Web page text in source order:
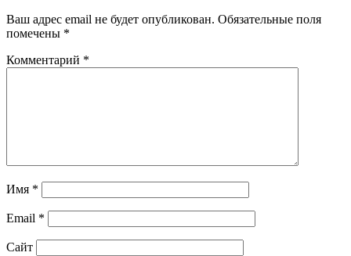
Ваш адрес email не будет опубликован. Обязательные поля
помечены *
Комментарий *
Имя *
Email *
Сайт